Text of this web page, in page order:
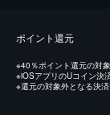
ポイント還元
※40％ポイント還元の対
※iOSアプリのUコイン決
※還元の対象外となる決